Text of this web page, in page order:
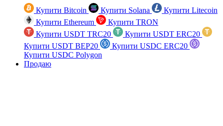
Купити Bitcoin Купити Solana
Купити Litecoin
Купити Ethereum
Купити TRON
Купити USDT TRC20
Купити USDT ERC20
Купити USDT BEP20
Купити USDC ERC20
Купити USDC Polygon
Продаю